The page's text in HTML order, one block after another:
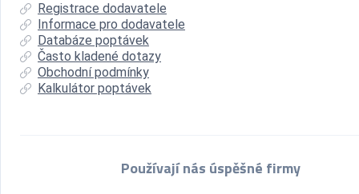
Registrace dodavatele
Informace pro dodavatele
Databáze poptávek
Často kladené dotazy
Obchodní podmínky
Kalkulátor poptávek
Používají nás úspěšné firmy